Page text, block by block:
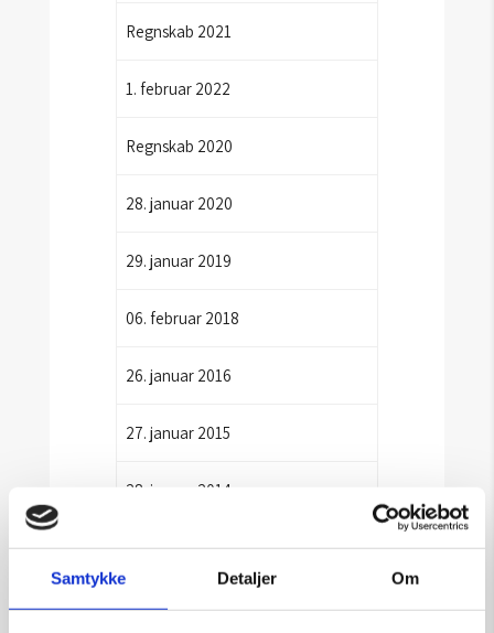
Samtykke Detaljer Om
Regnskab 2021
1. februar 2022
Regnskab 2020
28. januar 2020
29. januar 2019
06. februar 2018
26. januar 2016
27. januar 2015
28. januar 2014
29. januar 2013
31. januar 2012